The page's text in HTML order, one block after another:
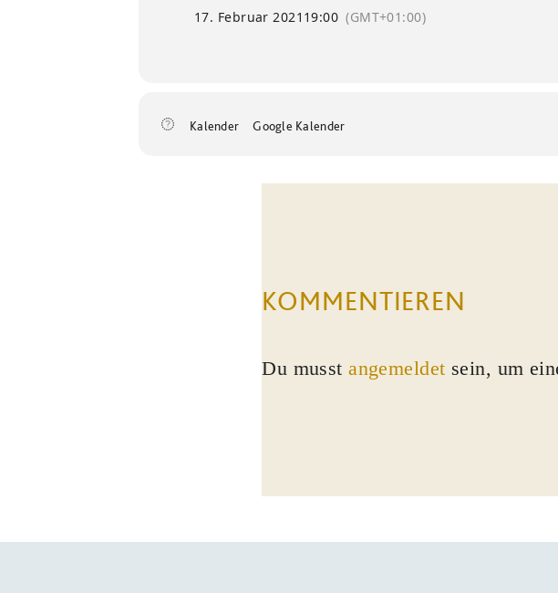
17. Februar 2021 19:00 (GMT+01:00)
Kalender Google Kalender
KOMMENTIEREN
Du musstangemeldet sein, um